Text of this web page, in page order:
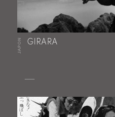
JAPON GIRARA